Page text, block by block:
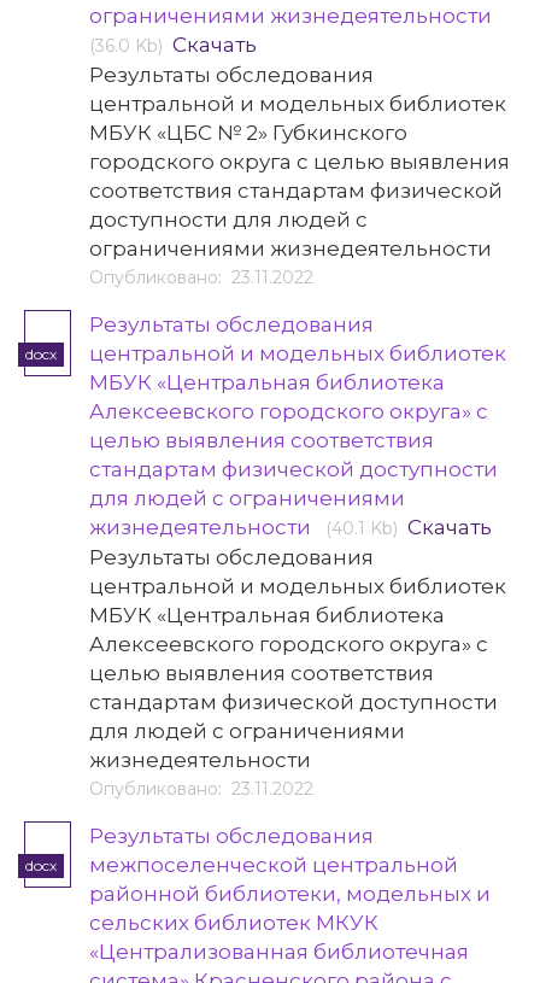
ограничениями жизнедеятельности
(36.0 Kb) Скачать
Результаты обследования
центральной и модельных библиотек
МБУК «ЦБС № 2» Губкинского
городского округа с целью выявления
соответствия стандартам физической
доступности для людей с
ограничениями жизнедеятельности
Опубликовано: 23.11.2022
docx
Результаты обследования
центральной и модельных библиотек
МБУК «Центральная библиотека
Алексеевского городского округа» с
целью выявления соответствия
стандартам физической доступности
для людей с ограничениями
жизнедеятельности
(40.1 Kb) Скачать
Результаты обследования
центральной и модельных библиотек
МБУК «Центральная библиотека
Алексеевского городского округа» с
целью выявления соответствия
стандартам физической доступности
для людей с ограничениями
жизнедеятельности
Опубликовано: 23.11.2022
docx
Результаты обследования
межпоселенческой центральной
районной библиотеки, модельных и
сельских библиотек МКУК
«Централизованная библиотечная